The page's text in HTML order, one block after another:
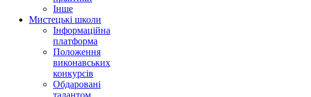
Інше
Мистецькі школи
Інформаційна
платформа
Положення
виконавських
конкурсів
Обдаровані
талантом